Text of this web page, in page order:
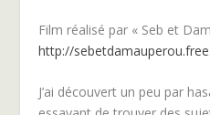
Film réalisé par « Seb et
http://
J’ai découvert un peu par